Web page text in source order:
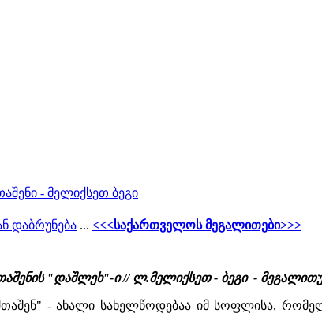
- მელიქსეთ ბეგი
დაბრუნება ... <<<საქართველოს მეგალითები>>>
"დაშლეხ"-ი // ლ.მელიქსეთ - ბეგი -
- ახალი სახელწოდებაა იმ სოფლისა,